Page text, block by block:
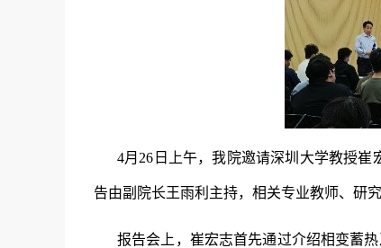
4月26日上午，我院邀请深圳大学教授
告由副院长王雨利主持，相关专业教师、研
报告会上，崔宏志首先通过介绍相变蓄